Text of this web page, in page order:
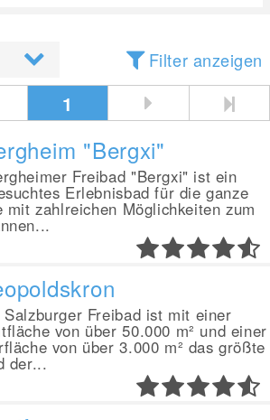
Filter anzeigen
1
"Bergxi"
Freibad "Bergxi" ist ein
Erlebnisbad für die ganze
mit zahlreichen Möglichkeiten zum
Salzburger Freibad ist mit einer
von über 50.000 m² und einer
von über 3.000 m² das größte
der...